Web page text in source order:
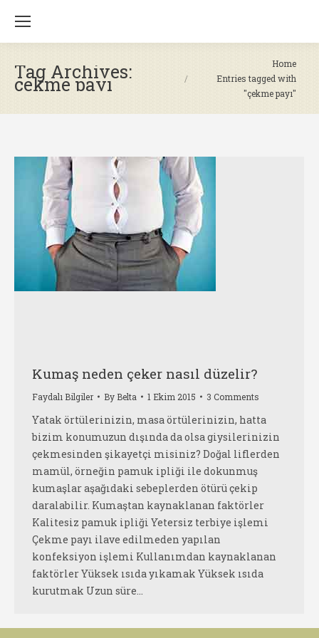
Tag Archives:
çekme payı
Home
Entries tagged with
"çekme payı"
Kumaş neden çeker nasıl düzelir?
Faydalı Bilgiler By Belta 1 Ekim 2015 3 Comments
Yatak örtülerinizin, masa örtülerinizin, hatta
bizim konumuzun dışında da olsa giysilerinizin
çekmesinden şikayetçi misiniz? Doğal liflerden
mamül, örneğin pamuk ipliği ile dokunmuş
kumaşlar aşağıdaki sebeplerden ötürü çekip
daralabilir. Kumaştan kaynaklanan faktörler
Kalitesiz pamuk ipliği Yetersiz terbiye işlemi
Çekme payı ilave edilmeden yapılan
konfeksiyon işlemi Kullanımdan kaynaklanan
faktörler Yüksek ısıda yıkamak Yüksek ısıda
kurutmak Uzun süre…